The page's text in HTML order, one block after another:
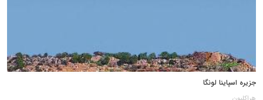
جزیره اسپاینا لونگا